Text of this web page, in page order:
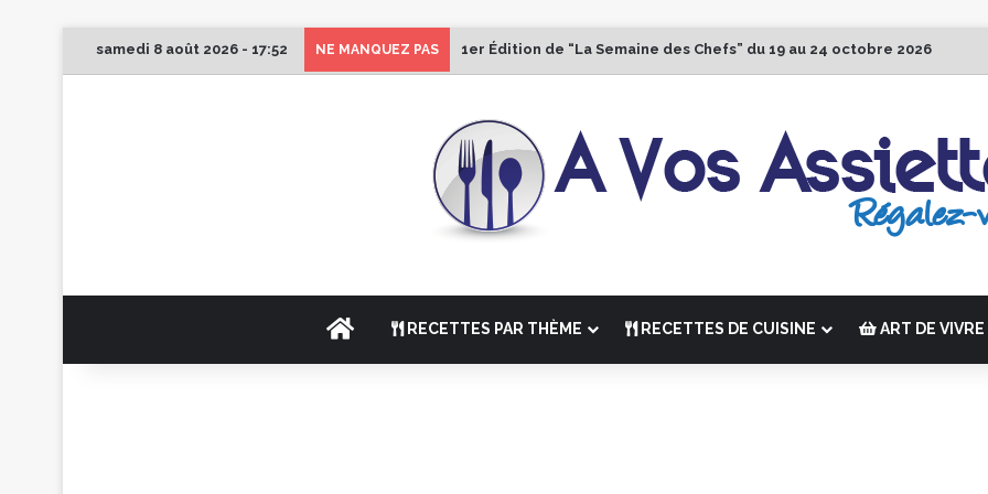
samedi 8 août 2026 - 17:52 NE MANQUEZ PAS 1er Édition de “La Semaine des Chefs” du 19 au 24 octobre 2026
ACCUEILRECETTES PAR THÈME RECETTES DE CUISINE ART DE VIVRE